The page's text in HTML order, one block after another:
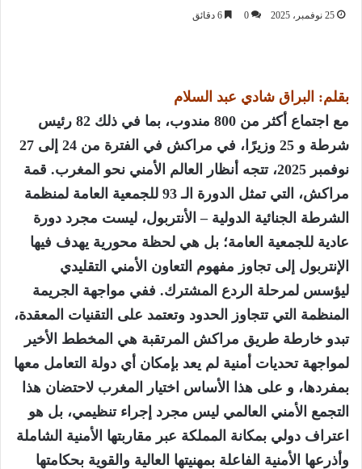
25 نوفمبر، 2025 0
بقلم: البراق شادي عبد السلام
مع اجتماع أكثر من 800 مندوب، بما في ذلك 82 رئيس
شرطة و 25 وزيرًا، في مراكش في الفترة من 24 إلى 27
نوفمبر 2025، تتجه أنظار العالم الأمني نحو المغرب. قمة
مراكش، التي تمثل الدورة الـ 93 للجمعية العامة لمنظمة
الشرطة الجنائية الدولية – الأنتربول، ليست مجرد دورة
عادية للجمعية العامة؛ بل هي لحظة محورية يهدف فيها
الإنتربول إلى تجاوز مفهوم التعاون الأمني التقليدي
ليؤسس لمرحلة الردع المشترك. ففي مواجهة الجريمة
المنظمة التي تتجاوز الحدود وتعتمد على التقنيات المعقدة،
تبدو خارطة طريق مراكش المرتقبة هي المخطط الأخير
لمواجهة تحديات أمنية لم يعد بإمكان أي دولة التعامل معها
بمفردها، و على هذا الأساس اختيار المغرب لاحتضان هذا
التجمع الأمني العالمي ليس مجرد إجراء تنظيمي، بل هو
اعتراف دولي بمكانة المملكة عبر مقاربتها الأمنية الشاملة
وأذرعها الأمنية الفاعلة بمهنيتها العالية والقوية بحكامتها